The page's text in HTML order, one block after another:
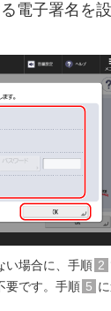
電子署名を
い場合に、手順 2
要です。手順 5